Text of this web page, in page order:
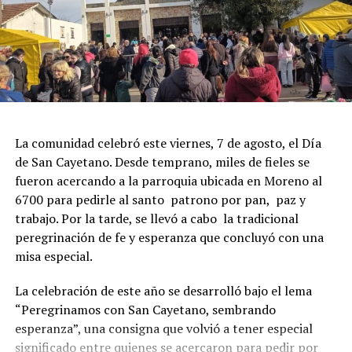
La comunidad celebró este viernes, 7 de agosto, el Día
de San Cayetano. Desde temprano, miles de fieles se
fueron acercando a la parroquia ubicada en Moreno al
6700 para pedirle al santo patrono por pan, paz y
trabajo. Por la tarde, se llevó a cabo la tradicional
peregrinación de fe y esperanza que concluyó con una
misa especial.
La celebración de este año se desarrolló bajo el lema
“Peregrinamos con San Cayetano, sembrando
esperanza”, una consigna que volvió a tener especial
significado entre quienes se acercaron para pedir por